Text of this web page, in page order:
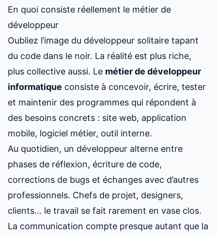
En quoi consiste réellement le métier de
développeur
Oubliez l’image du développeur solitaire tapant
du code dans le noir. La réalité est plus riche,
plus collective aussi. Le métier de développeur
informatique consiste à concevoir, écrire, tester
et maintenir des programmes qui répondent à
des besoins concrets : site web, application
mobile, logiciel métier, outil interne.
Au quotidien, un développeur alterne entre
phases de réflexion, écriture de code,
corrections de bugs et échanges avec d’autres
professionnels. Chefs de projet, designers,
clients… le travail se fait rarement en vase clos.
La communication compte presque autant que la